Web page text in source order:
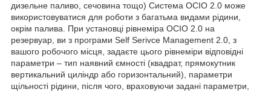
дизельне паливо, сечовина тощо) Система OCIO 2.0 може
використовуватися для роботи з багатьма видами рідини,
окрім палива. При установці рівнеміра OCIO 2.0 на
резервуар, ви з програми Self Serivce Management 2.0, з
вашого робочого місця, задаєте цього рівнеміри відповідні
параметри – тип наявний ємності (квадрат, прямокутник
вертикальний циліндр або горизонтальний), параметри
щільності рідини, після чого, враховуючи задані параметри,